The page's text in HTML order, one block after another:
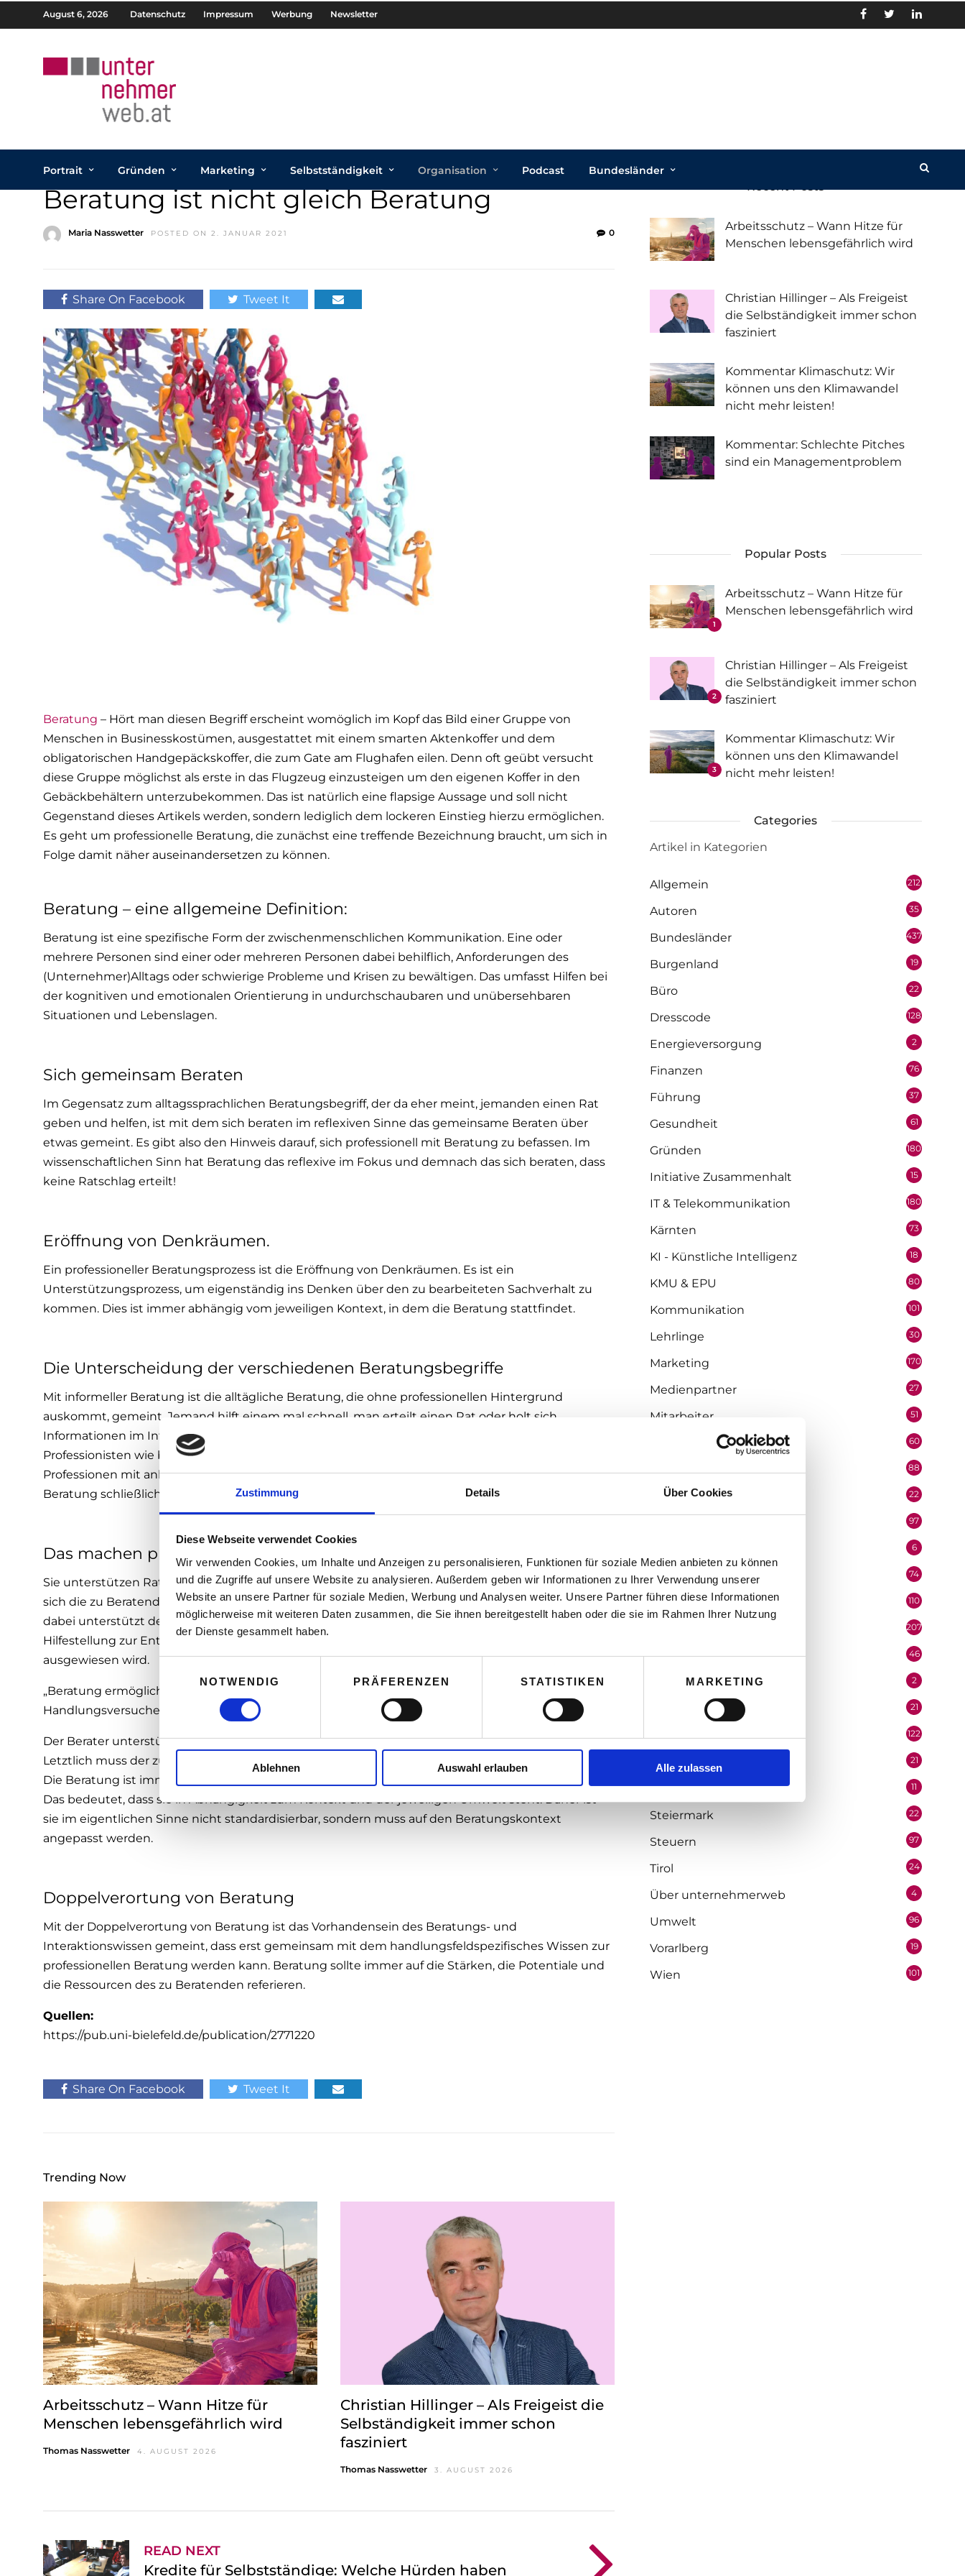
Zustimmung Details Über Cookies
Diese Webseite verwendet Cookies
Wir verwenden Cookies, um Inhalte und Anzeigen zu personalisieren, Funktionen für soziale Medien anbieten zu können
und die Zugriffe auf unsere Website zu analysieren. Außerdem geben wir Informationen zu Ihrer Verwendung unserer
Website an unsere Partner für soziale Medien, Werbung und Analysen weiter. Unsere Partner führen diese Informationen
möglicherweise mit weiteren Daten zusammen, die Sie ihnen bereitgestellt haben oder die sie im Rahmen Ihrer Nutzung
der Dienste gesammelt haben.
w
g
u
u
s
l
NOTWENDIG PRÄFERENZEN STATISTIKEN MARKETING
Ablehnen Auswahl erlauben Alle zulassen
August 6, 2026 Datenschutz Impressum Werbung Newsletter
Portrait Gründen Marketing Selbstständigkeit Organisation Podcast Bundesländer
Beratung ist nicht gleich Beratung
Maria Nasswetter POSTED ON 2. JANUAR 2021 0
Share On Facebook Tweet It
Beratung – Hört man diesen Begriff erscheint womöglich im Kopf das Bild einer Gruppe von
Menschen in Businesskostümen, ausgestattet mit einem smarten Aktenkoffer und dem
obligatorischen Handgepäckskoffer, die zum Gate am Flughafen eilen. Denn oft geübt versucht
diese Gruppe möglichst als erste in das Flugzeug einzusteigen um den eigenen Koffer in den
Gebäckbehältern unterzubekommen. Das ist natürlich eine flapsige Aussage und soll nicht
Gegenstand dieses Artikels werden, sondern lediglich dem lockeren Einstieg hierzu ermöglichen.
Es geht um professionelle Beratung, die zunächst eine treffende Bezeichnung braucht, um sich in
Folge damit näher auseinandersetzen zu können.
Beratung – eine allgemeine Definition:
Beratung ist eine spezifische Form der zwischenmenschlichen Kommunikation. Eine oder
mehrere Personen sind einer oder mehreren Personen dabei behilflich, Anforderungen des
(Unternehmer)Alltags oder schwierige Probleme und Krisen zu bewältigen. Das umfasst Hilfen bei
der kognitiven und emotionalen Orientierung in undurchschaubaren und unübersehbaren
Situationen und Lebenslagen.
Sich gemeinsam Beraten
Im Gegensatz zum alltagssprachlichen Beratungsbegriff, der da eher meint, jemanden einen Rat
geben und helfen, ist mit dem sich beraten im reflexiven Sinne das gemeinsame Beraten über
etwas gemeint. Es gibt also den Hinweis darauf, sich professionell mit Beratung zu befassen. Im
wissenschaftlichen Sinn hat Beratung das reflexive im Fokus und demnach das sich beraten, dass
keine Ratschlag erteilt!
Eröffnung von Denkräumen.
Ein professioneller Beratungsprozess ist die Eröffnung von Denkräumen. Es ist ein
Unterstützungsprozess, um eigenständig ins Denken über den zu bearbeiteten Sachverhalt zu
kommen. Dies ist immer abhängig vom jeweiligen Kontext, in dem die Beratung stattfindet.
Die Unterscheidung der verschiedenen Beratungsbegriffe
Mit informeller Beratung ist die alltägliche Beratung, die ohne professionellen Hintergrund
auskommt, gemeint. Jemand hilft einem mal schnell, man erteilt einen Rat oder holt sich
Informationen im Internet. Unter halbformalisierte Beratung ist die Beratung gemeint, die
Professionisten wie beispielsweise LehrerInnen und ÄrztInnen im Zuge der Ausführung ihrer
Professionen mit anbieten. Die wissenschaftlich fundierte und ausgewiesene formalisierte
Beratung schließlich wird von professionellen BeraterInnen angeboten.
Das machen professionelle BeraterInnen.
Sie unterstützen Ratsuchende dabei, deren Wahlmöglichkeiten abzuwägen. Denn oft müssen
sich die zu Beratenden angesichts mehrerer Alternativen für eine Möglichkeit entscheiden und
dabei unterstützt der Berater und die Beraterin. Wichtig ist um es nochmals zu betonen, dass hier
Hilfestellung zur Entscheidungsfindung geleistet wird, nicht aber eine Möglichkeit als die beste
ausgewiesen wird.
„Beratung ermöglicht und fordert Zukunftsüberlegungen und Planungen … und begleitet erste
Handlungsversuche mit Reflexionsangeboten“, so die Forscher Nestmann und Sickendieck
Der Berater unterstützt den zu Beratenden dabei herauszufinden, was er möchte und kann.
Letztlich muss der zu Beratende selbst eine Entscheidung fällen.
Die Beratung ist immer durch eine triadische Struktur der Beratungssituation gekennzeichnet.
Das bedeutet, dass sie in Abhängigkeit zum Kontext und der jeweiligen Umwelt steht. Daher ist
sie im eigentlichen Sinne nicht standardisierbar, sondern muss auf den Beratungskontext
angepasst werden.
Doppelverortung von Beratung
Mit der Doppelverortung von Beratung ist das Vorhandensein des Beratungs- und
Interaktionswissen gemeint, dass erst gemeinsam mit dem handlungsfeldspezifisches Wissen zur
professionellen Beratung werden kann. Beratung sollte immer auf die Stärken, die Potentiale und
die Ressourcen des zu Beratenden referieren.
Quellen:
https://pub.uni-bielefeld.de/publication/2771220
Share On Facebook Tweet It
Trending Now
Arbeitsschutz – Wann Hitze für
Menschen lebensgefährlich wird
Thomas Nasswetter 4. AUGUST 2026
Christian Hillinger – Als Freigeist die
Selbständigkeit immer schon
fasziniert
Thomas Nasswetter 3. AUGUST 2026
READ NEXT
Kredite für Selbstständige: Welche Hürden haben
Recent Posts
Arbeitsschutz – Wann Hitze für
Menschen lebensgefährlich wird
Christian Hillinger – Als Freigeist
die Selbständigkeit immer schon
fasziniert
Kommentar Klimaschutz: Wir
können uns den Klimawandel
nicht mehr leisten!
Kommentar: Schlechte Pitches
sind ein Managementproblem
Popular Posts
1
Arbeitsschutz – Wann Hitze für
Menschen lebensgefährlich wird
2
Christian Hillinger – Als Freigeist
die Selbständigkeit immer schon
fasziniert
3
Kommentar Klimaschutz: Wir
können uns den Klimawandel
nicht mehr leisten!
Categories
Artikel in Kategorien
Allgemein 212
Autoren 35
Bundesländer 437
Burgenland 19
Büro 22
Dresscode 128
Energieversorgung 2
Finanzen 76
Führung 37
Gesundheit 61
Gründen 180
Initiative Zusammenhalt 15
IT & Telekommunikation 180
Kärnten 73
KI - Künstliche Intelligenz 18
KMU & EPU 80
Kommunikation 101
Lehrlinge 30
Marketing 170
Medienpartner 27
Mitarbeiter 51
Mobilität & Logistik 60
Niederösterreich 88
Oberösterreich 22
97
6
Podcast 74
Politik 110
207
Recht 46
Redaktion 2
21
Selbstständigkeit 122
Soziologie 21
Statistik 11
Steiermark 22
Steuern 97
Tirol 24
Über unternehmerweb 4
Umwelt 96
Vorarlberg 19
Wien 101